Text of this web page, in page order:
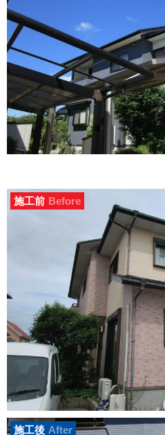
施工前 Before
施工後 After